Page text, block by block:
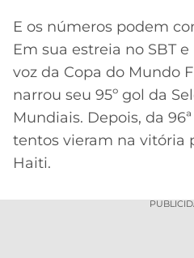
E os números podem
Em sua estreia no SBT
voz da Copa do Mundo
narrou seu 95º gol da
Mundiais. Depois, da
tentos vieram na vitória
Haiti.